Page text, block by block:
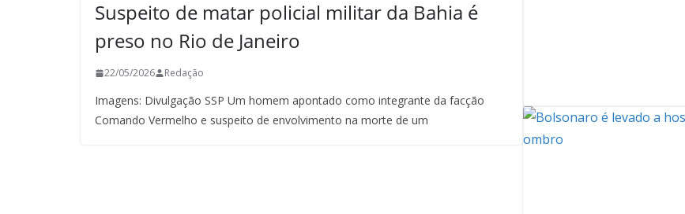
Suspeito de matar policial militar da Bahia é
preso no Rio de Janeiro
22/05/2026 Redação
Imagens: Divulgação SSP Um homem apontado como integrante da facção
Comando Vermelho e suspeito de envolvimento na morte de um